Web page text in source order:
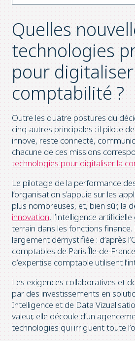
Quelles
technologies
pour
comptabilité ?
Outre les quatre postures du
cinq autres principales : il pilote
innove, reste connecté,
chacune de ces missions
technologies pour digitaliser la
Le pilotage de la performance
l’organisation s’appuie sur les
plus nombreuses, et, bien sûr, la
innovation, l’intelligence
terrain dans les fonctions finance.
largement démystifiée : d’après
comptables de Paris Île-de-
d’expertise comptable utilisent
Les exigences collaboratives et
par des investissements en
Intelligence et de Data
valeur, elle découle d’un
technologies qui irriguent toute